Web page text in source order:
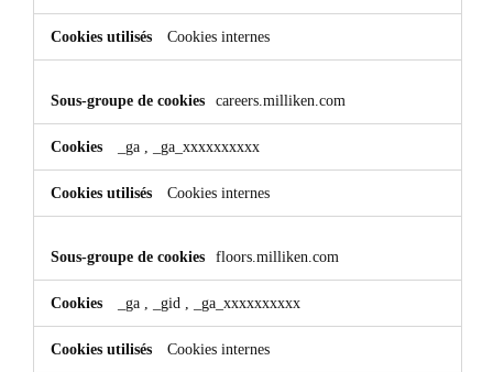
Cookies internes
careers.milliken.com
_ga _ga_xxxxxxxxxx
Cookies internes
floors.milliken.com
_ga _gid _ga_xxxxxxxxxx
Cookies internes